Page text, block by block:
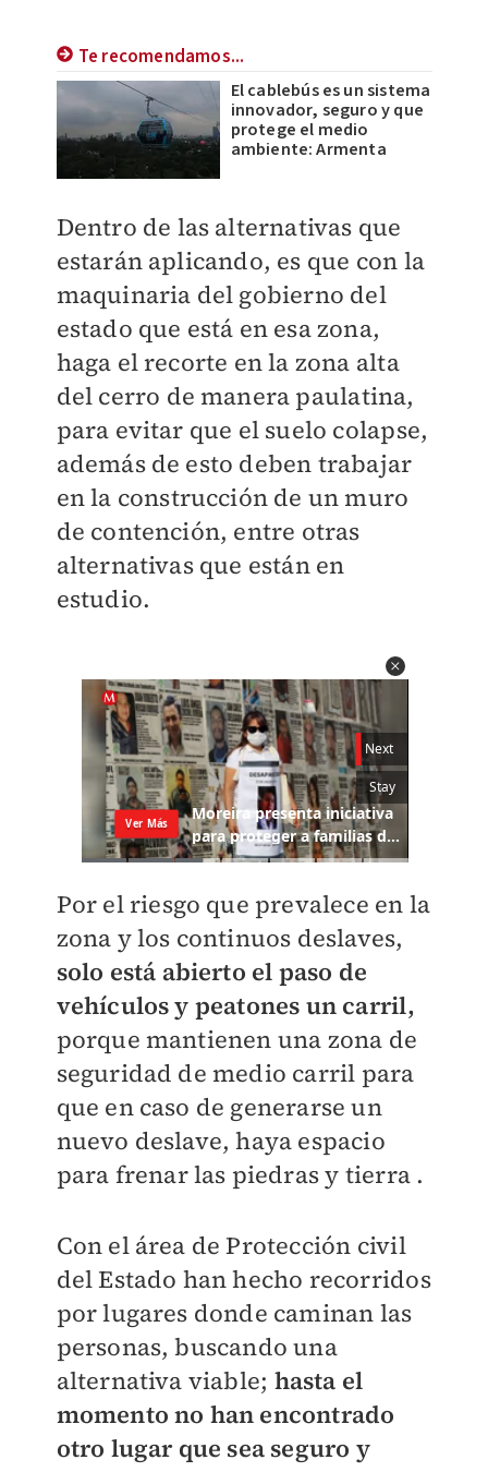
Te recomendamos...
El cablebús es un sistema
innovador, seguro y que
protege el medio
ambiente: Armenta
Dentro de las alternativas que
estarán aplicando, es que con la
maquinaria del gobierno del
estado que está en esa zona,
haga el recorte en la zona alta
del cerro de manera paulatina,
para evitar que el suelo colapse,
además de esto deben trabajar
en la construcción de un muro
de contención, entre otras
alternativas que están en
estudio.
Por el riesgo que prevalece en la
zona y los continuos deslaves,
solo está abierto el paso de
vehículos y peatones un carril,
porque mantienen una zona de
seguridad de medio carril para
que en caso de generarse un
nuevo deslave, haya espacio
para frenar las piedras y tierra .
Con el área de Protección civil
del Estado han hecho recorridos
por lugares donde caminan las
personas, buscando una
alternativa viable; hasta el
momento no han encontrado
otro lugar que sea seguro y